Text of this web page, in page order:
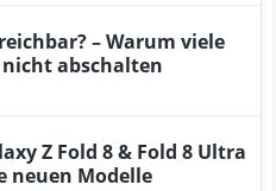
– Warum viele
abschalten
Z Fold 8 & Fold 8 Ultra
neuen Modelle